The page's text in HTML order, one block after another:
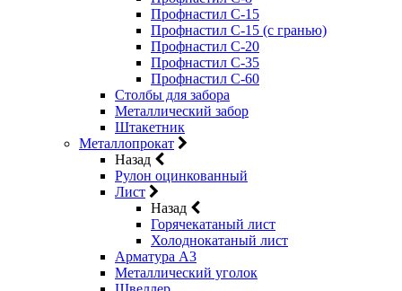
Профнастил С-15
Профнастил С-15 (с гранью)
Профнастил С-20
Профнастил С-35
Профнастил С-60
Столбы для забора
Металлический забор
Штакетник
Металлопрокат
Назад
Рулон оцинкованный
Лист
Назад
Горячекатаный лист
Холоднокатаный лист
Арматура А3
Металлический уголок